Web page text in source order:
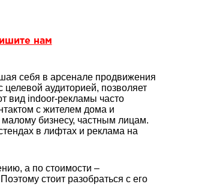
нам
себя в арсенале продвижения
аудиторией, позволяет
вид indoor-рекламы часто
с жителем дома и
бизнесу, частным лицам.
в лифтах и реклама на
а по стоимости –
стоит разобраться с его